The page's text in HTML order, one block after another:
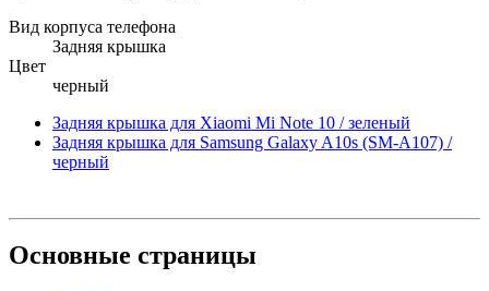
Вид корпуса телефона
Задняя крышка
Цвет
черный
Задняя крышка для Xiaomi Mi Note 10 / зеленый
Задняя крышка для Samsung Galaxy A10s (SM-A107) /
черный
Основные страницы